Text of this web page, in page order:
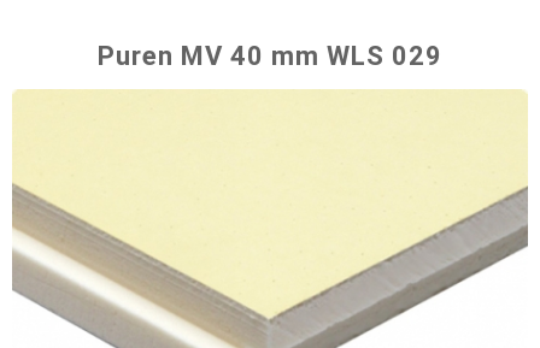
Puren MV 40 mm WLS 029